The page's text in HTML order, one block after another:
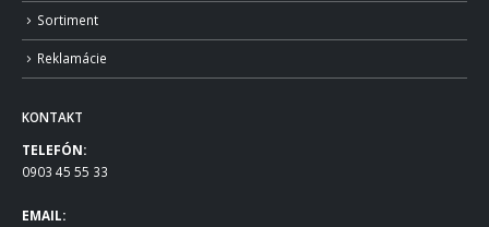
Sortiment
Reklamácie
KONTAKT
TELEFÓN:
0903 45 55 33
EMAIL: